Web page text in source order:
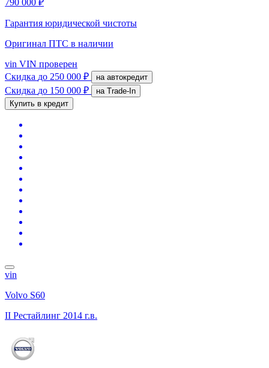
Гарантия юридической чистоты
Оригинал ПТС в наличии
vin VIN проверен
Скидка до 250 000 ₽ на автокредит
Скидка до 150 000 ₽
на Trade-In
Купить в кредит
vin
Volvo S60
II Рестайлинг 2014 г.в.